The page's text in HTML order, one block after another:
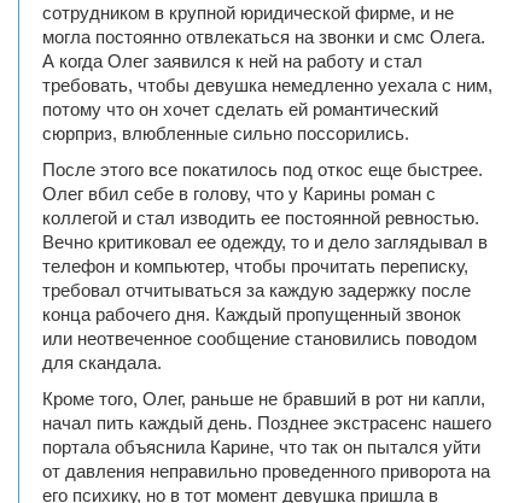
сотрудником в крупной юридической фирме, и не
могла постоянно отвлекаться на звонки и смс Олега.
А когда Олег заявился к ней на работу и стал
требовать, чтобы девушка немедленно уехала с ним,
потому что он хочет сделать ей романтический
сюрприз, влюбленные сильно поссорились.
После этого все покатилось под откос еще быстрее.
Олег вбил себе в голову, что у Карины роман с
коллегой и стал изводить ее постоянной ревностью.
Вечно критиковал ее одежду, то и дело заглядывал в
телефон и компьютер, чтобы прочитать переписку,
требовал отчитываться за каждую задержку после
конца рабочего дня. Каждый пропущенный звонок
или неотвеченное сообщение становились поводом
для скандала.
Кроме того, Олег, раньше не бравший в рот ни капли,
начал пить каждый день. Позднее экстрасенс нашего
портала объяснила Карине, что так он пытался уйти
от давления неправильно проведенного приворота на
его психику, но в тот момент девушка пришла в